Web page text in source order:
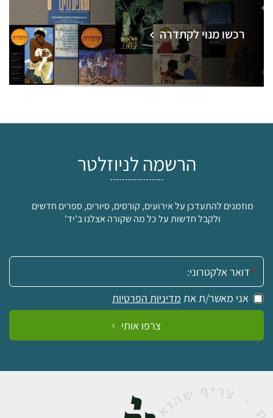
רכשו מנוי לקתדרה
הרשמה לניוזלטר
מוזמנים להתעדכן על אירועים, קורסים, סיורים, ספרים חדשים
ולקבל חדשות על כל מה שקורה אצלנו ב'יד'
אימייל:
אני מאשר/ת את מדיניות הפרטיות
צרפו אותי